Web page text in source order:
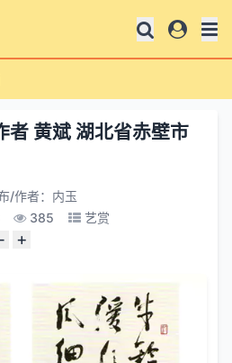
者 黄斌 湖北省赤壁市
/作者：内玉
385 艺赏
+